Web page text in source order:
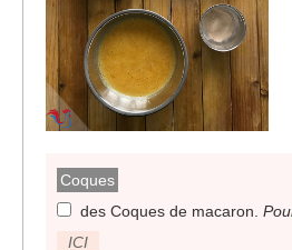
Coques
des Coques de macaron
ICI